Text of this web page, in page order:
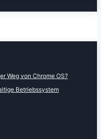
Weg von Chrome OS?
Betriebssystem